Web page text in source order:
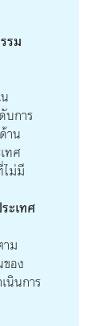
รม
บการ
าน
ทศ
ม่มี
ะเทศ
ม
อง
นินการ